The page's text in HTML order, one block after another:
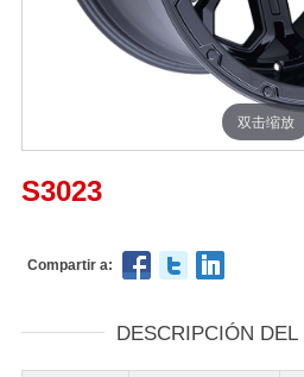
双击缩放
S3023
Compartir a:
DESCRIPCIÓN DEL